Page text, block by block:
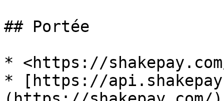
## Portée
* <https://
* [https://